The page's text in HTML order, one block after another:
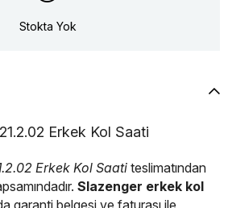
Stokta Yok
Erkek Kol Saati
Erkek Kol Saati teslimatından
Slazenger erkek kol
garanti belgesi ve faturası ile